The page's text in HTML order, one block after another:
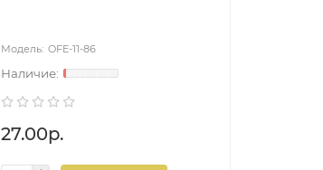
OFE-11-86
27.00р.